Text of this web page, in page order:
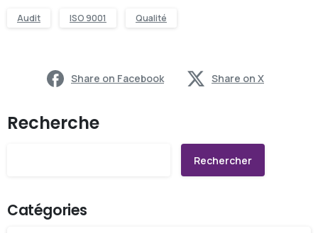
Audit ISO 9001 Qualité
Share on Facebook Share on X
Recherche
Rechercher
Catégories